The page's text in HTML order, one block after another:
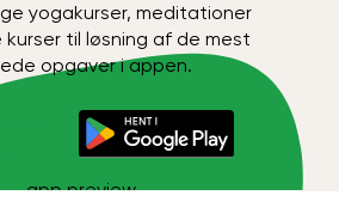
yogakurser, meditationer
kurser til løsning af de mest
opgaver i appen.